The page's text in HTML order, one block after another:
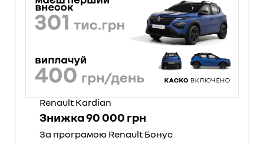
Renault Kardian
Знижка 90 000 грн
За програмою Renault Бонус